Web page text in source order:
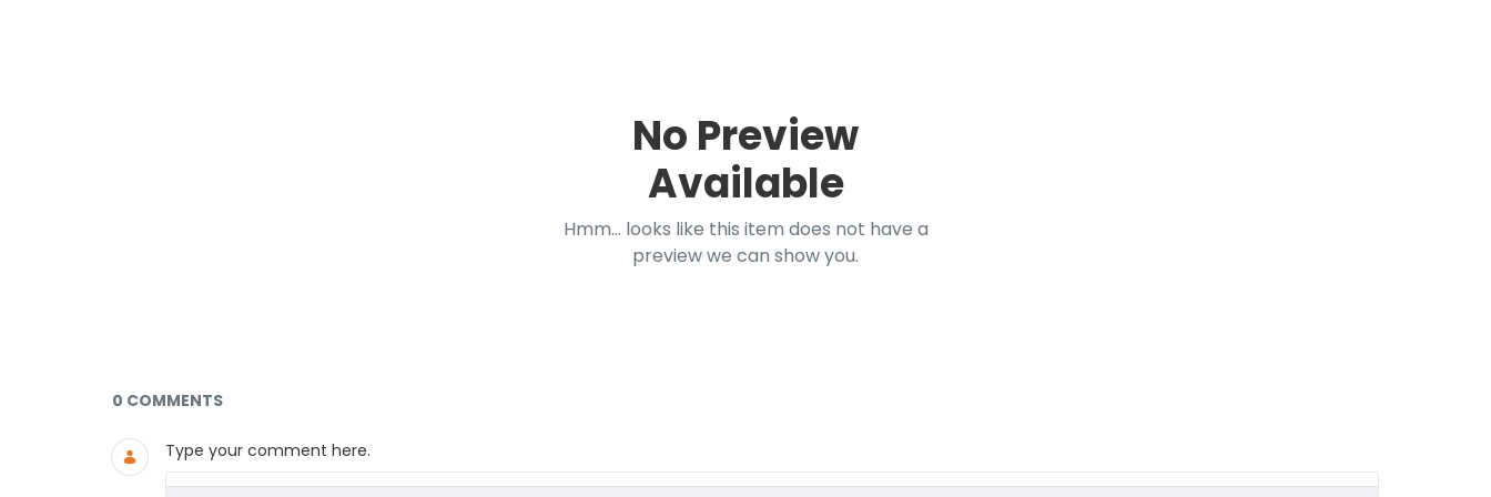
No Preview
Available
Hmm... looks like this item does not have a
preview we can show you.
Documents and Media
0 COMMENTS
Type your comment here.